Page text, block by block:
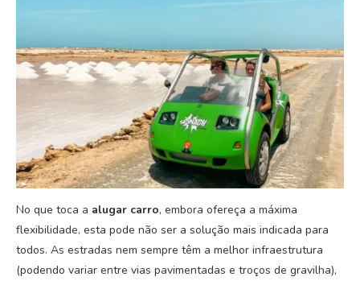
No que toca a alugar carro, embora ofereça a máxima
flexibilidade, esta pode não ser a solução mais indicada para
todos. As estradas nem sempre têm a melhor infraestrutura
(podendo variar entre vias pavimentadas e troços de gravilha),